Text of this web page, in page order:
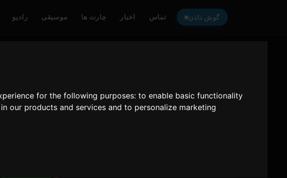
for the following purposes:to enable basic functionality
our products and services and to personalize marketing
رادیو موسیقی چارت ها اخبار تماس گوش دادن
Only Hits Japan